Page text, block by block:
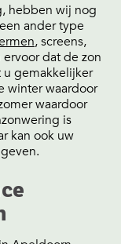
hebben wij nog
ander type
, screens,
ervoor dat de zon
u gemakkelijker
winter waardoor
waardoor
is
kan ook uw